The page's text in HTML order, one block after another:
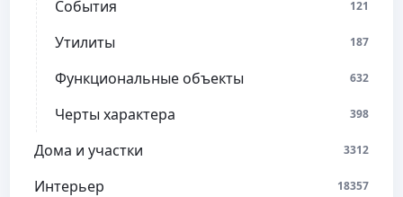
События 121
Утилиты 187
Функциональные объекты 632
Черты характера 398
Дома и участки 3312
Интерьер 18357